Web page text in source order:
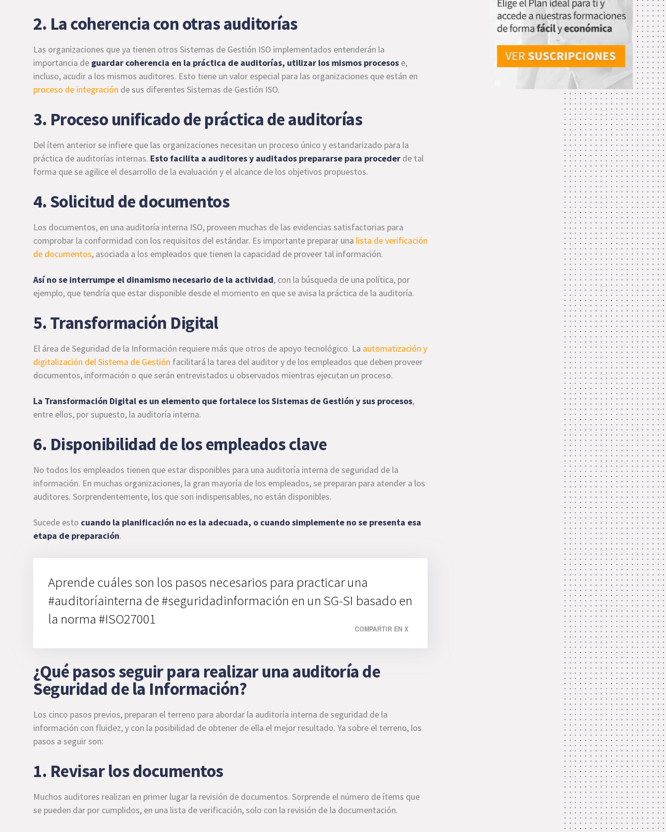
2. La coherencia con otras auditorías
Las organizaciones que ya tienen otros Sistemas de Gestión ISO implementados entenderán la
importancia de guardar coherencia en la práctica de auditorías, utilizar los mismos procesos e,
incluso, acudir a los mismos auditores. Esto tiene un valor especial para las organizaciones que están en
proceso de integración de sus diferentes Sistemas de Gestión ISO.
3. Proceso unificado de práctica de auditorías
Del ítem anterior se infiere que las organizaciones necesitan un proceso único y estandarizado para la
práctica de auditorías internas. Esto facilita a auditores y auditados prepararse para proceder de tal
forma que se agilice el desarrollo de la evaluación y el alcance de los objetivos propuestos.
4. Solicitud de documentos
Los documentos, en una auditoría interna ISO, proveen muchas de las evidencias satisfactorias para
comprobar la conformidad con los requisitos del estándar. Es importante preparar una lista de verificación
de documentos, asociada a los empleados que tienen la capacidad de proveer tal información.
Así no se interrumpe el dinamismo necesario de la actividad, con la búsqueda de una política, por
ejemplo, que tendría que estar disponible desde el momento en que se avisa la práctica de la auditoría.
5. Transformación Digital
El área de Seguridad de la Información requiere más que otros de apoyo tecnológico. La automatización y
digitalización del Sistema de Gestión facilitará la tarea del auditor y de los empleados que deben proveer
documentos, información o que serán entrevistados u observados mientras ejecutan un proceso.
La Transformación Digital es un elemento que fortalece los Sistemas de Gestión y sus procesos,
entre ellos, por supuesto, la auditoría interna.
6. Disponibilidad de los empleados clave
No todos los empleados tienen que estar disponibles para una auditoría interna de seguridad de la
información. En muchas organizaciones, la gran mayoría de los empleados, se preparan para atender a los
auditores. Sorprendentemente, los que son indispensables, no están disponibles.
Sucede esto cuando la planificación no es la adecuada, o cuando simplemente no se presenta esa
etapa de preparación.
Aprende cuáles son los pasos necesarios para practicar una
#auditoríainterna de #seguridadinformación en un SG-SI basado en
la norma #ISO27001
COMPARTIR EN X
¿Qué pasos seguir para realizar una auditoría de
Seguridad de la Información?
Los cinco pasos previos, preparan el terreno para abordar la auditoría interna de seguridad de la
información con fluidez, y con la posibilidad de obtener de ella el mejor resultado. Ya sobre el terreno, los
pasos a seguir son:
1. Revisar los documentos
Muchos auditores realizan en primer lugar la revisión de documentos. Sorprende el número de ítems que
se pueden dar por cumplidos, en una lista de verificación, solo con la revisión de la documentación.